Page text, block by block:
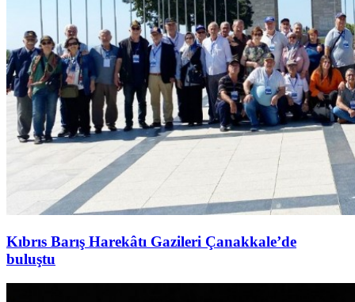
Kıbrıs Barış Harekâtı Gazileri Çanakkale’de
buluştu